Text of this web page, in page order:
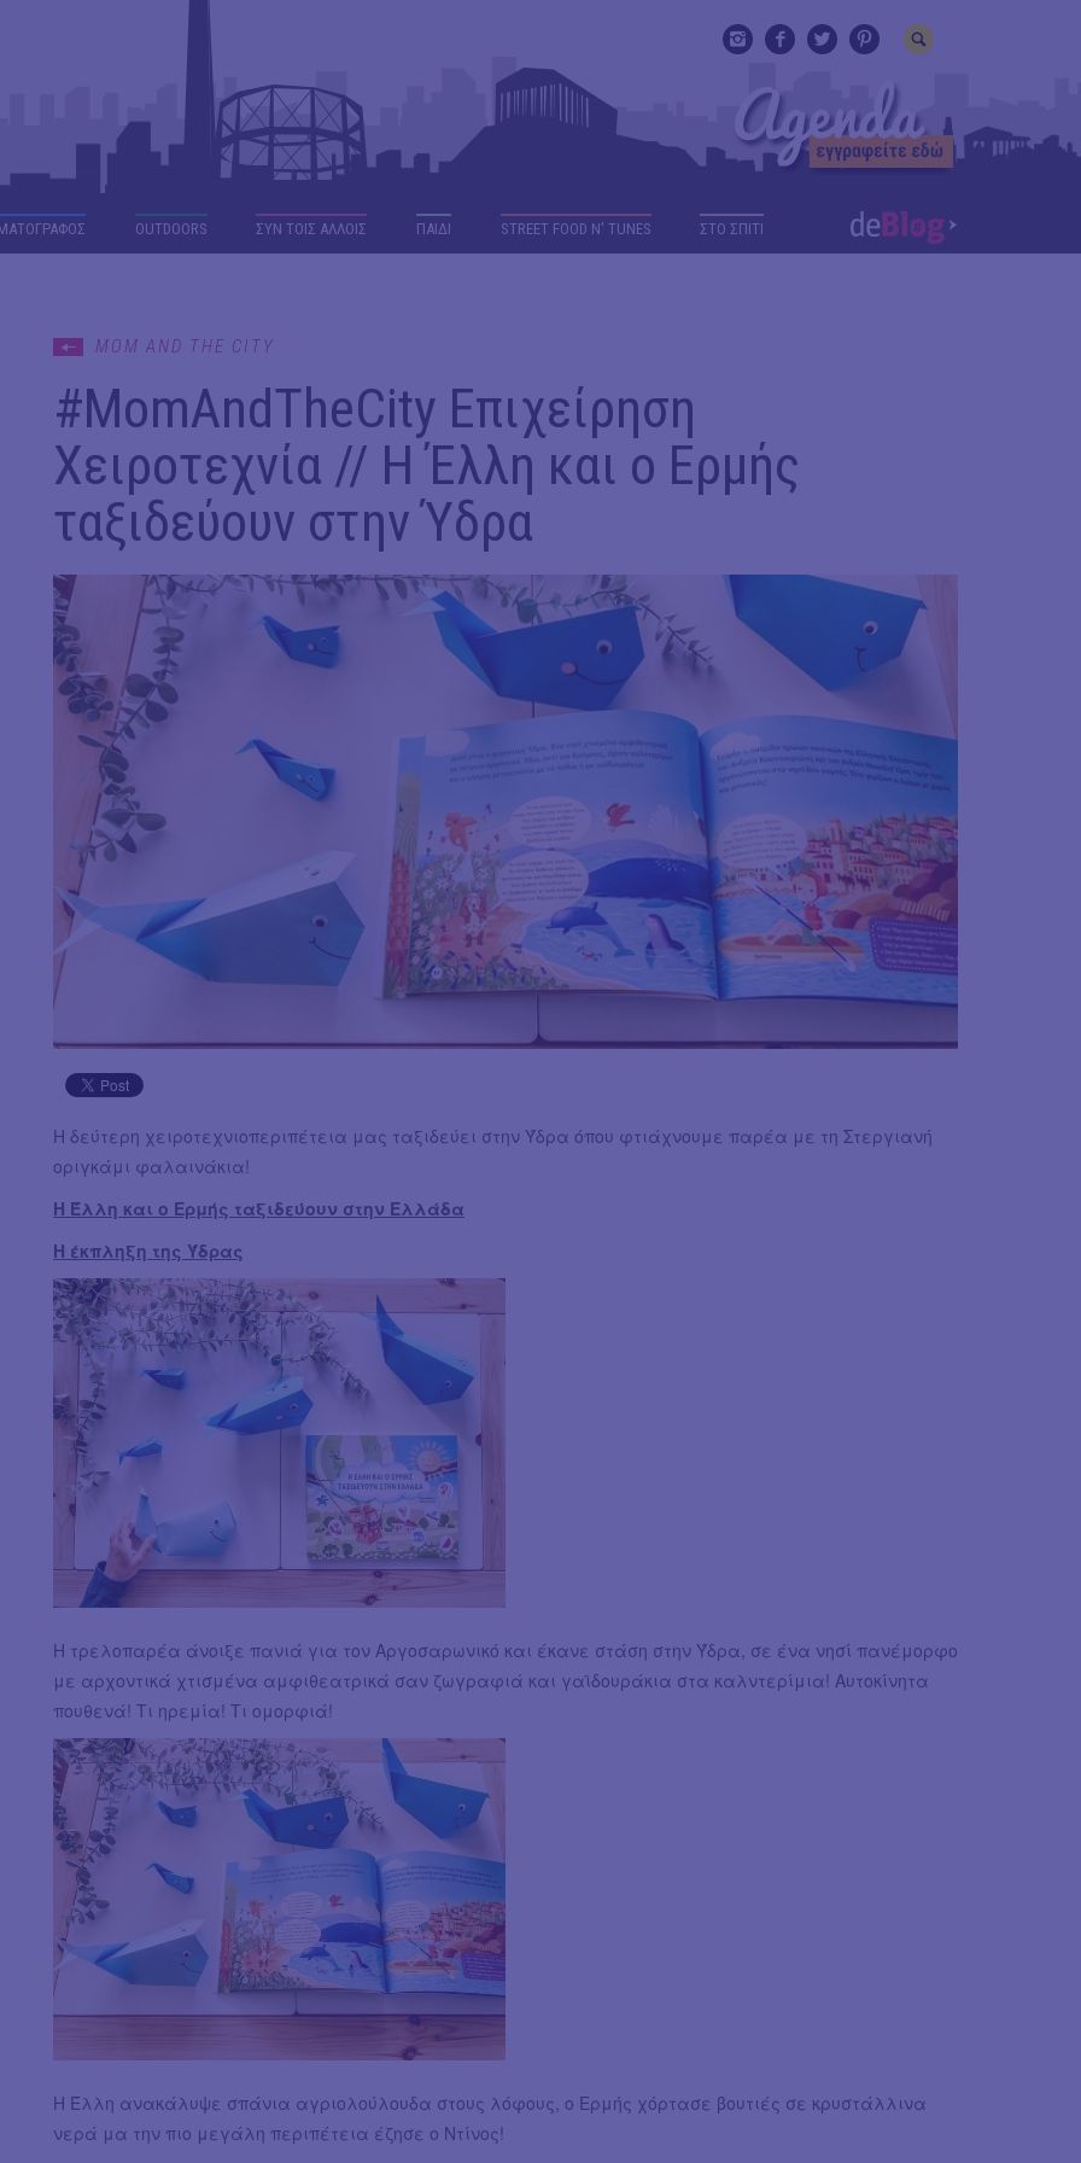
OUTDΟORS ΣΥΝ ΤΟΙΣ ΑΛΛΟΙΣ ΠΑΙΔΙ STREET FOOD N' TUNES ΣΤΟ ΣΠΙΤΙ
MOM AND THE CITY
#ΜomAndTheCity Επιχείρηση
Χειροτεχνία // Η Έλλη και ο Ερμής
ταξιδεύουν στην Ύδρα
Η δεύτερη χειροτεχνιοπεριπέτεια μας ταξιδεύει στην Ύδρα όπου φτιάχνουμε παρέα με τη Στεργιανή
οριγκάμι φαλαινάκια!
Η Έλλη και ο Ερμής ταξιδεύουν στην Ελλάδα
Η έκπληξη της Ύδρας
Η τρελοπαρέα άνοιξε πανιά για τον Αργοσαρωνικό και έκανε στάση στην Ύδρα, σε ένα νησί πανέμορφο
με αρχοντικά χτισμένα αμφιθεατρικά σαν ζωγραφιά και γαϊδουράκια στα καλντερίμια! Αυτοκίνητα
πουθενά! Τι ηρεμία! Τι ομορφιά!
Η Έλλη ανακάλυψε σπάνια αγριολούλουδα στους λόφους, ο Ερμής χόρτασε βουτιές σε κρυστάλλινα
νερά μα την πιο μεγάλη περιπέτεια έζησε ο Ντίνος!